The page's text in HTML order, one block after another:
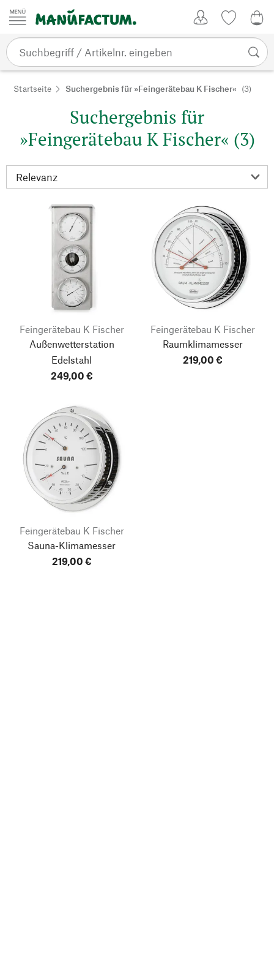
Zum Inhalt springen
Startseite Suchergebnis für »Feingerätebau K Fischer« (3)
Suchergebnis für
»Feingerätebau K Fischer« (3)
Feingerätebau K Fischer
Außenwetterstation
Edelstahl
249,00 €
Feingerätebau K Fischer
Raumklimamesser
219,00 €
Feingerätebau K Fischer
Sauna-Klimamesser
219,00 €